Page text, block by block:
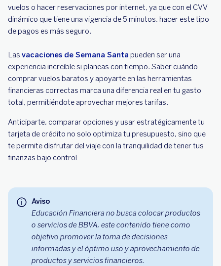
vuelos o hacer reservaciones por internet, ya que con el CVV
dinámico que tiene una vigencia de 5 minutos, hacer este tipo
de pagos es más seguro.
Las vacaciones de Semana Santa pueden ser una
experiencia increíble si planeas con tiempo. Saber cuándo
comprar vuelos baratos y apoyarte en las herramientas
financieras correctas marca una diferencia real en tu gasto
total, permitiéndote aprovechar mejores tarifas.
Anticiparte, comparar opciones y usar estratégicamente tu
tarjeta de crédito no solo optimiza tu presupuesto, sino que
te permite disfrutar del viaje con la tranquilidad de tener tus
finanzas bajo control
Aviso
Educación Financiera no busca colocar productos
o servicios de BBVA, este contenido tiene como
objetivo promover la toma de decisiones
informadas y el óptimo uso y aprovechamiento de
productos y servicios financieros.